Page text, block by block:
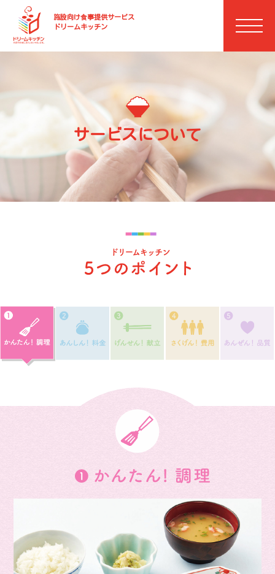
施設向け⾷事提供サービス
ドリームキッチン
サービスについて